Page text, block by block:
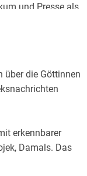
und Presse als
über die Göttinnen
erkennbarer
Damals. Das